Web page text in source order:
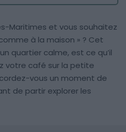
Maritimes et vous souhaitez
à la maison » ? Cet
quartier calme, est ce qu’il
votre café sur la petite
vous un moment de
de partir explorer les